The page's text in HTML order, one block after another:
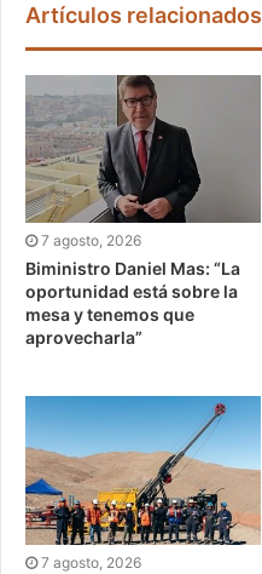
Artículos relacionados
7 agosto, 2026
Biministro Daniel Mas: “La
oportunidad está sobre la
mesa y tenemos que
aprovecharla”
7 agosto, 2026